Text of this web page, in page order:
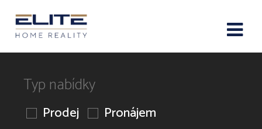
Typ nabídky
Prodej Pronájem